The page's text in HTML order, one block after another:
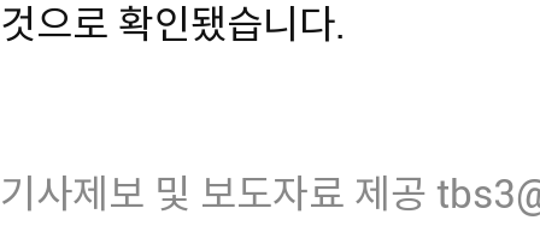
것으로 확인됐습니다.
기사제보 및 보도자료 제공